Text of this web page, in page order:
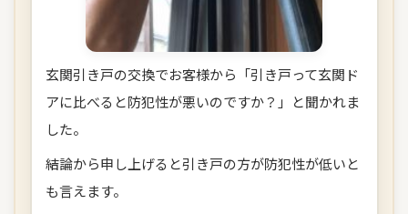
玄関引き戸の交換でお客様から「引き戸って玄関ド
アに比べると防犯性が悪いのですか？」と聞かれま
した。
結論から申し上げると引き戸の方が防犯性が低いと
も言えます。